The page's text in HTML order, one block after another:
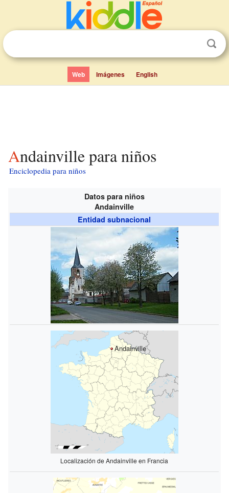
Web Imágenes English
Andainville para niños
Enciclopedia para niños
Datos para niños
Andainville
Entidad subnacional
Andainville
Localización de Andainville en Francia